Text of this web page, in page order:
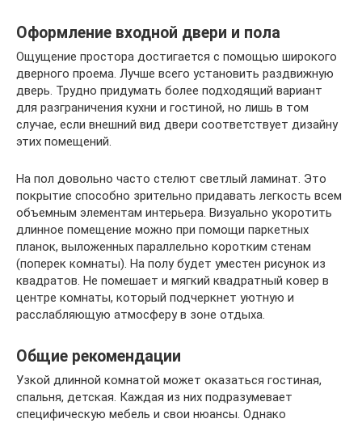
Оформление входной двери и пола
Ощущение простора достигается с помощью широкого
дверного проема. Лучше всего установить раздвижную
дверь. Трудно придумать более подходящий вариант
для разграничения кухни и гостиной, но лишь в том
случае, если внешний вид двери соответствует дизайну
этих помещений.
На пол довольно часто стелют светлый ламинат. Это
покрытие способно зрительно придавать легкость всем
объемным элементам интерьера. Визуально укоротить
длинное помещение можно при помощи паркетных
планок, выложенных параллельно коротким стенам
(поперек комнаты). На полу будет уместен рисунок из
квадратов. Не помешает и мягкий квадратный ковер в
центре комнаты, который подчеркнет уютную и
расслабляющую атмосферу в зоне отдыха.
Общие рекомендации
Узкой длинной комнатой может оказаться гостиная,
спальня, детская. Каждая из них подразумевает
специфическую мебель и свои нюансы. Однако